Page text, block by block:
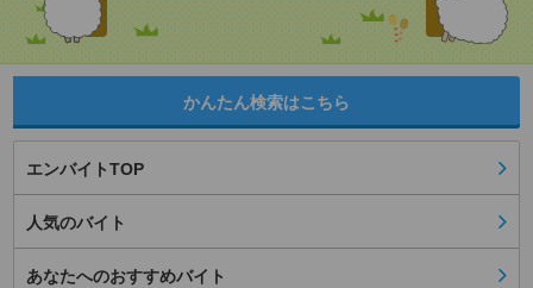
かんたん検索はこちら
エンバイトTOP
人気のバイト
あなたへのおすすめバイト